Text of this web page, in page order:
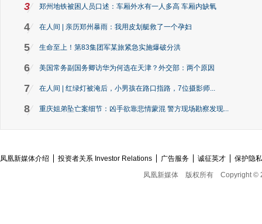
3 郑州地铁被困人员口述：车厢外水有一人多高 车厢内缺氧
4 在人间 | 亲历郑州暴雨：我用皮划艇救了一个孕妇
5 生命至上！第83集团军某旅紧急实施爆破分洪
6 美国常务副国务卿访华为何选在天津？外交部：两个原因
7 在人间 | 红绿灯被淹后，小男孩在路口指路，7位摄影师...
8 重庆姐弟坠亡案细节：凶手欲靠悲情蒙混 警方现场勘察发现...
凤凰新媒体介绍 投资者关系 Investor Relations 广告服务 诚征英才
保护隐
凤凰新媒体
版权所有 Copyright ©